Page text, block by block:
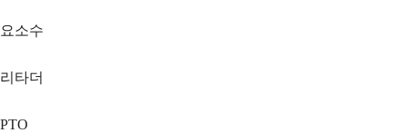
요소수
리타더
PTO